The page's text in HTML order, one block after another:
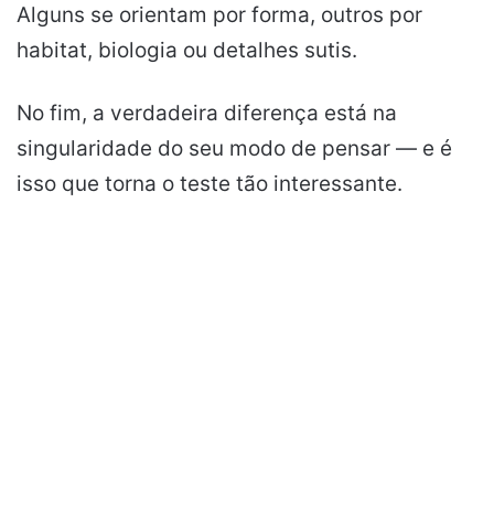
Alguns se orientam por forma, outros por
habitat, biologia ou detalhes sutis.
No fim, a verdadeira diferença está na
singularidade do seu modo de pensar — e é
isso que torna o teste tão interessante.